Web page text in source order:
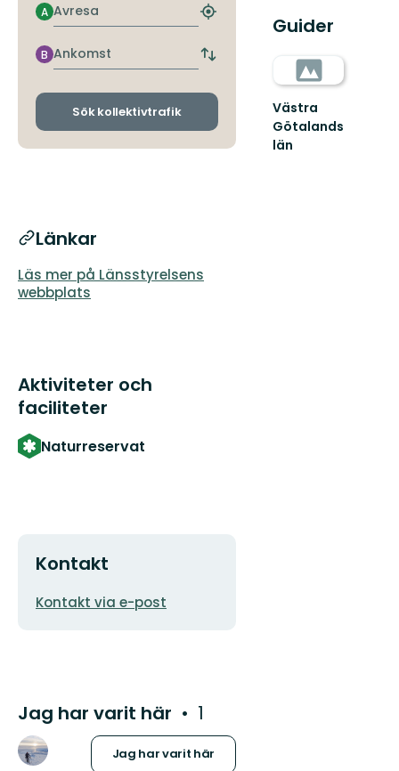
Avresa
A
Hitta
hållplats
Ankomst
B
Byt
och
ankomsthållplatser
Sök kollektivtrafik
Länkar
Läs mer på Länsstyrelsens
webbplats
Aktiviteter och
faciliteter
Naturreservat
Kontakt
E-
Kontakt via e-post
Jag har varit här 1
Jag har varit här
Guider
Västra
Götalands
län